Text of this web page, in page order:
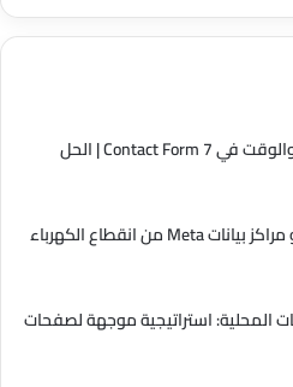
إضافة DayPick لحقول التاريخ والوقت في Contact Form 7 | الحل
عندما تنطفئ الأنوار: كيف تنجو مراكز بيانات Meta من انقطاع الكهرباء
المحلية: استراتيجية موجهة لصفحات